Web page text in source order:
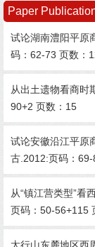
Paper
试论湖南澧阳平原
码：62-73 页数：
从出土遗物看商时
90+2 页数：15
试论安徽沿江平原
古.2012:页码：
从“镇江营类型”看
页码：50-56+115